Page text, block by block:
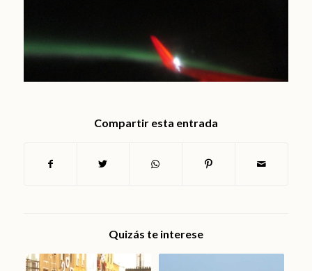
Compartir esta entrada
Quizás te interese